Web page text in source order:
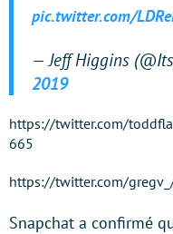
pic.twitter.com/
— Jeff Higgins
2019
https://twitter.com/
665
https://twitter.com/
Snapchat a confirmé